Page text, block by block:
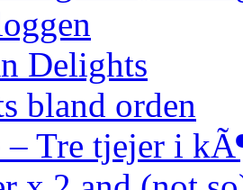
Delights
bland orden
– Tre tjejer i